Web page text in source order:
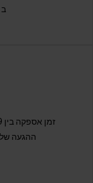
ב 0547174490 WhatsApp
ההגעה